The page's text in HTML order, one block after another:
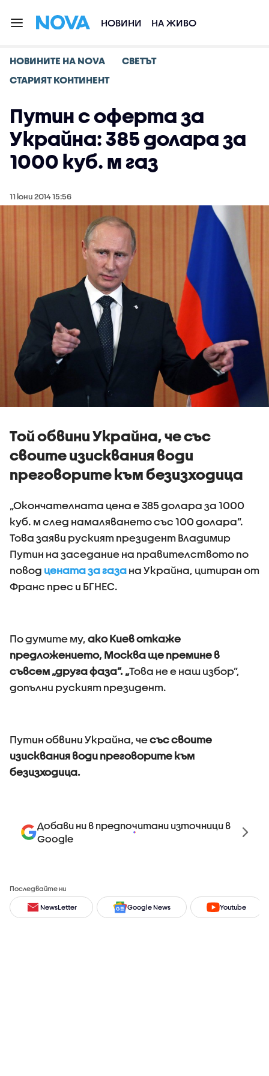
НОВИНИ НА ЖИВО
НОВИНИТЕ НА NOVA
СВЕТЪТ
СТАРИЯТ КОНТИНЕНТ
Путин с оферта за
Украйна: 385 долара за
1000 куб. м газ
11 юни 2014 15:56
Той обвини Украйна, че със
своите изисквания води
преговорите към безизходица
„Окончателната цена е 385 долара за 1000
куб. м след намаляването със 100 долара”.
Това заяви руският президент Владимир
Путин на заседание на правителството по
повод цената за газа на Украйна, цитиран от
Франс прес и БГНЕС.
По думите му, ако Киев откаже
предложението, Москва ще премине в
съвсем „друга фаза”. „Това не е наш избор”,
допълни руският президент.
Путин обвини Украйна, чесъс своите
изисквания води преговорите към
безизходица.
Добави ни в предпочитани източници в
Google
Последвайте ни
NewsLetter Google News Youtube